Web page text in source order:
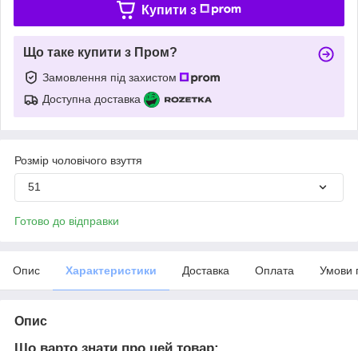
Купити з
Що таке купити з Пром?
Замовлення під захистом
Доступна доставка
Розмір чоловічого взуття
51
Готово до відправки
Опис Характеристики Доставка Оплата Умови
Опис